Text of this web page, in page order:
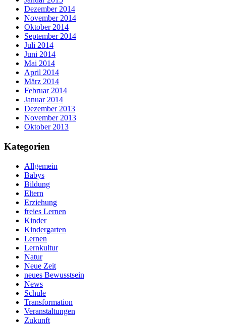
Dezember 2014
November 2014
Oktober 2014
September 2014
Juli 2014
Juni 2014
Mai 2014
April 2014
März 2014
Februar 2014
Januar 2014
Dezember 2013
November 2013
Oktober 2013
Kategorien
Allgemein
Babys
Bildung
Eltern
Erziehung
freies Lernen
Kinder
Kindergarten
Lernen
Lernkultur
Natur
Neue Zeit
neues Bewusstsein
News
Schule
Transformation
Veranstaltungen
Zukunft